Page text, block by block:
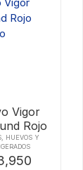
Vigor
Rojo
HUEVOS Y